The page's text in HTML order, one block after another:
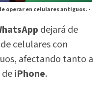
operar en celulares antiguos. -
dejará de
celulares con
afectando tanto a
iPhone.